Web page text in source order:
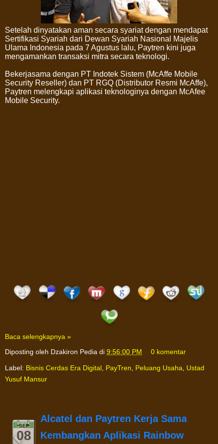
Setelah dinyatakan aman secara syariat dengan mendapat
Sertifikasi Syariah dari Dewan Syariah Nasional Majelis
Ulama Indonesia pada 7 Agustus lalu, Paytren kini juga
mengamankan transaksi mitra secara teknologi.
Bekerjasama dengan PT Indotek Sistem (McAffe Mobile
Security Reseller) dan PT RGQ (Distributor Resmi McAffe),
Paytren melengkapi aplikasi teknologinya dengan McAfee
Mobile Security.
Baca selengkapnya »
Diposting oleh Dzakiron Pedia di 9:56:00 PM 0 komentar
Label: Bisnis Cerdas Era Digital PayTren Peluang Usaha
Ustad
Yusuf Mansur
SEP
08
Alcatel dan Paytren Kerja Sama
Kembangkan Aplikasi Rainbow